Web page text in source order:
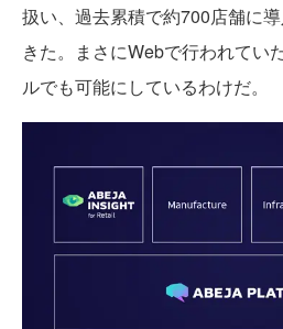
扱い、過去累積で約700店舗に
きた。まさにWebで行われてい
ルでも可能にしているわけだ。